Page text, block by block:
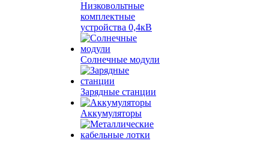
Низковольтные
комплектные
устройства 0,4кВ
Солнечные модули
Зарядные станции
Аккумуляторы